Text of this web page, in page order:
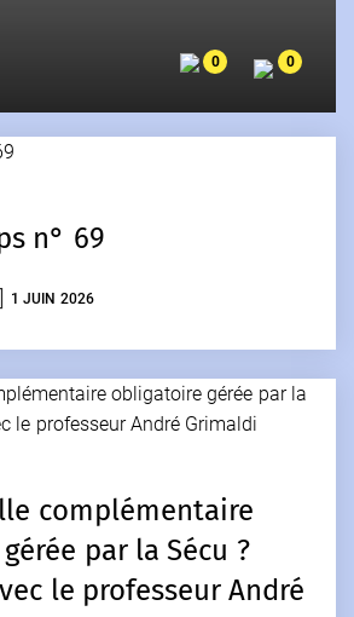
0 0
n° 69
1 JUIN 2026
complémentaire
par la Sécu ?
le professeur André